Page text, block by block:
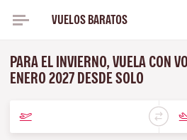
VUELOS BARATOS
PARA EL INVIERNO, VUELA CON
ENERO 2027 DESDE SOLO